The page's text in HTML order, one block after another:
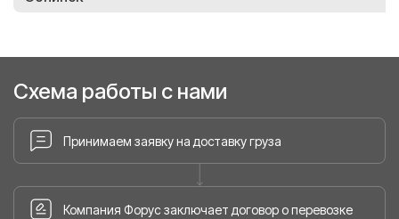
Схема работы с нами
Принимаем заявку на доставку груза
Компания Форус заключает договор о перевозке